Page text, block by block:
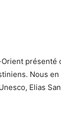
présenté
Nous en
Elias